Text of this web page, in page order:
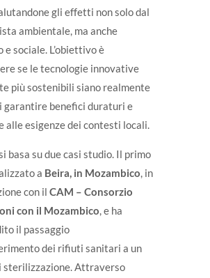
gli effetti non solo dal
ambientale, ma anche
e sociale. L’obiettivo è
se le tecnologie innovative
più sostenibili siano realmente
garantire benefici duraturi e
alle esigenze dei contesti locali.
basa su due casi studio. Il primo
a Beira, in Mozambico, in
con il CAM – Consorzio
con il Mozambico, e ha
il passaggio
dei rifiuti sanitari a un
sterilizzazione. Attraverso